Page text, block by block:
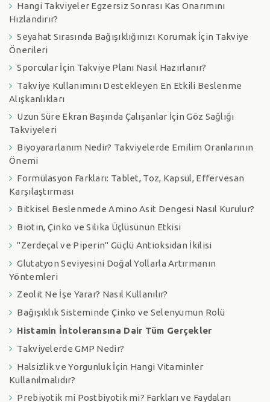
Hangi Takviyeler Egzersiz Sonrası Kas Onarımını
Hızlandırır?
Seyahat Sırasında Bağışıklığınızı Korumak İçin Takviye
Önerileri
Sporcular İçin Takviye Planı Nasıl Hazırlanır?
Takviye Kullanımını Destekleyen En Etkili Beslenme
Alışkanlıkları
Uzun Süre Ekran Başında Çalışanlar İçin Göz Sağlığı
Takviyeleri
Biyoyararlanım Nedir? Takviyelerde Emilim Oranlarının
Önemi
Formülasyon Farkları: Tablet, Toz, Kapsül, Effervesan
Karşılaştırması
Bitkisel Beslenmede Amino Asit Dengesi Nasıl Kurulur?
Biotin, Çinko ve Silika Üçlüsünün Etkisi
"Zerdeçal ve Piperin" Güçlü Antioksidan İkilisi
Glutatyon Seviyesini Doğal Yollarla Artırmanın
Yöntemleri
Zeolit Ne İşe Yarar? Nasıl Kullanılır?
Bağışıklık Sisteminde Çinko ve Selenyumun Rolü
Histamin İntoleransına Dair Tüm Gerçekler
Takviyelerde GMP Nedir?
Halsizlik ve Yorgunluk İçin Hangi Vitaminler
Kullanılmalıdır?
Prebiyotik mi Postbiyotik mi? Farkları ve Faydaları